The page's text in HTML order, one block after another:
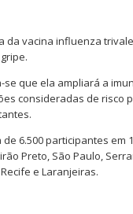
da vacina influenza
que ela ampliará a
consideradas de risco
6.500 participantes em
Preto, São Paulo,
e Laranjeiras.